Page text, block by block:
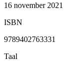
16 november 2021
ISBN
9789402763331
Taal